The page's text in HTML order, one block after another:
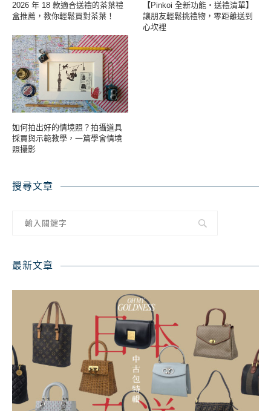
2026 年 18 款適合送禮的茶葉禮
盒推薦，教你輕鬆買對茶葉！
【Pinkoi 全新功能・送禮清單】
讓朋友輕鬆挑禮物，零距離送到
心坎裡
如何拍出好的情境照？拍攝道具
採買與示範教學，一篇學會情境
照攝影
搜尋文章
最新文章